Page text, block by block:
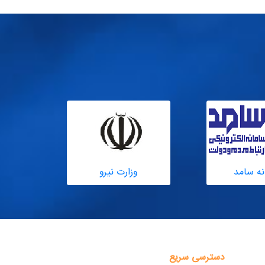
سامد وزارت نیرو
دسترسی سریع